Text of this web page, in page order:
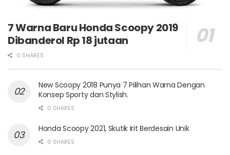
7 Warna Baru Honda Scoopy 2019
Dibanderol Rp 18 jutaan
0 SHARES
New Scoopy 2018 Punya 7 Pilihan Warna Dengan
Konsep Sporty dan Stylish.
0 SHARES
Honda Scoopy 2021, Skutik Irit Berdesain Unik
0 SHARES